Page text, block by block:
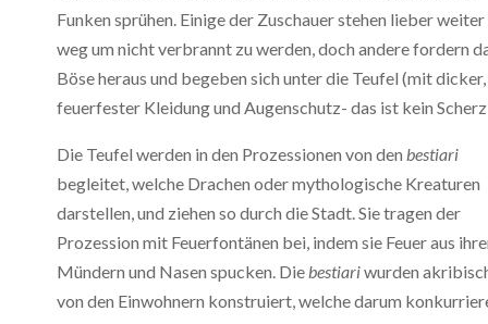
Funken sprühen. Einige der Zuschauer stehen lieber weiter
weg um nicht verbrannt zu werden, doch andere fordern
Böse heraus und begeben sich unter die Teufel (mit dicker,
feuerfester Kleidung und Augenschutz- das ist kein
Die Teufel werden in den Prozessionen von den bestiari
begleitet, welche Drachen oder mythologische Kreaturen
darstellen, und ziehen so durch die Stadt. Sie tragen der
Prozession mit Feuerfontänen bei, indem sie Feuer aus
Mündern und Nasen spucken. Diebestiariwurden
von den Einwohnern konstruiert, welche darum